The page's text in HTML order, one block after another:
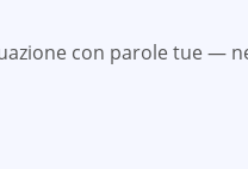
con parole tue —